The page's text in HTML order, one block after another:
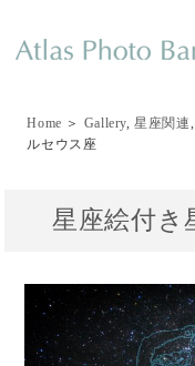
Home ＞ Gallery,星座関連,
ルセウス座
星座絵付き